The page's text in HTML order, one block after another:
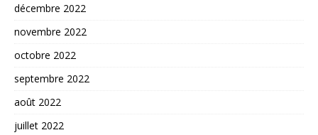
décembre 2022
novembre 2022
octobre 2022
septembre 2022
août 2022
juillet 2022